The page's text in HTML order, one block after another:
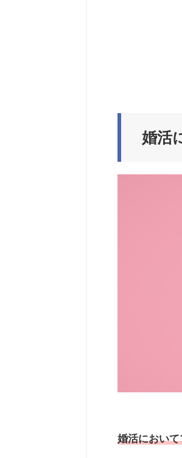
婚活
婚活におい